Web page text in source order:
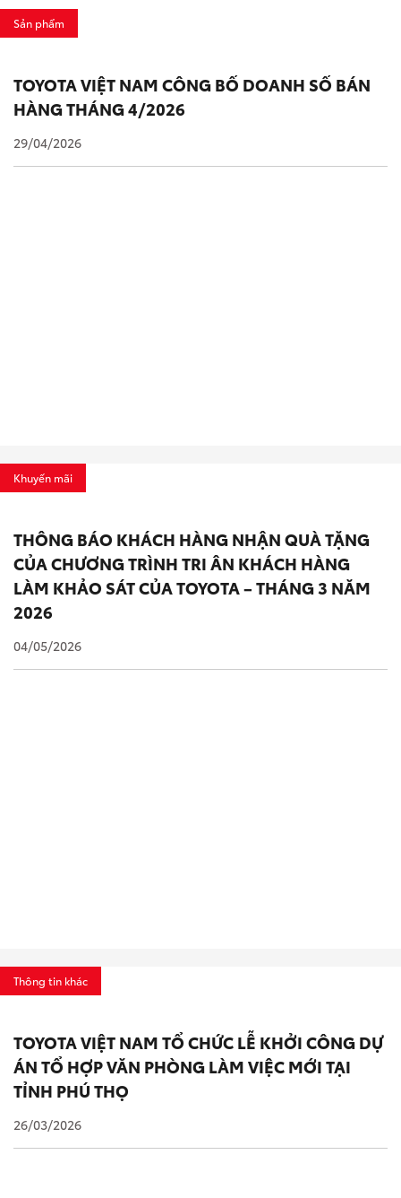
Sản phẩm
TOYOTA VIỆT NAM CÔNG BỐ DOANH SỐ BÁN
HÀNG THÁNG 4/2026
29/04/2026
Khuyến mãi
THÔNG BÁO KHÁCH HÀNG NHẬN QUÀ TẶNG
CỦA CHƯƠNG TRÌNH TRI ÂN KHÁCH HÀNG
LÀM KHẢO SÁT CỦA TOYOTA – THÁNG 3 NĂM
2026
04/05/2026
Thông tin khác
TOYOTA VIỆT NAM TỔ CHỨC LỄ KHỞI CÔNG DỰ
ÁN TỔ HỢP VĂN PHÒNG LÀM VIỆC MỚI TẠI
TỈNH PHÚ THỌ
26/03/2026